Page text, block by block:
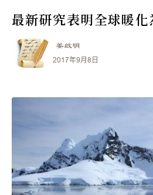
最新研究表明全球暖化
姜啟明
2017年9月8日